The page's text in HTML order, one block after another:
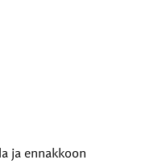
ja ennakkoon